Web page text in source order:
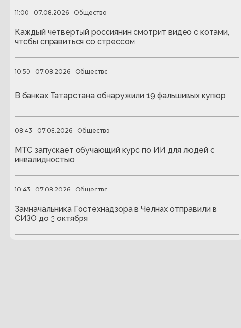
11:00 07.08.2026 Общество
Каждый четвертый россиянин смотрит видео с котами,
чтобы справиться со стрессом
10:50 07.08.2026 Общество
В банках Татарстана обнаружили 19 фальшивых купюр
08:43 07.08.2026 Общество
МТС запускает обучающий курс по ИИ для людей с
инвалидностью
10:43 07.08.2026 Общество
Замначальника Гостехнадзора в Челнах отправили в
СИЗО до 3 октября